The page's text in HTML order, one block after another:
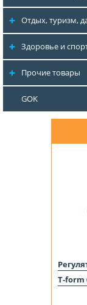
Отдых, туризм,
Здоровье и
Прочие товары
GOK
T-form